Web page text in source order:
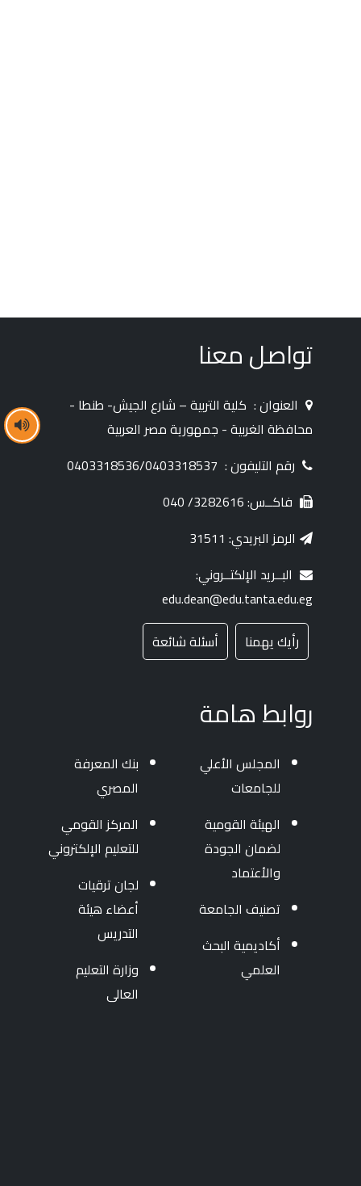
تواصل معنا
العنوان : كلية التربية – شارع الجيش- طنطا -
محافظة الغربية - جمهورية مصر العربية
رقم التليفون : 0403318536/0403318537
فاكــس: 3282616/ 040
الرمز البريدي: 31511
البــريد الإلكتــروني:
edu.dean@edu.tanta.edu.eg
رأيك يهمنا
أسئلة شائعة
روابط هامة
المجلس الأعلي
للجامعات
الهيئة القومية
لضمان الجودة
والأعتماد
تصنيف الجامعة
أكاديمية البحث
العلمي
بنك المعرفة
المصري
المركز القومي
للتعليم الإلكتروني
لجان ترقيات
أعضاء هيئة
التدريس
وزارة التعليم
العالى